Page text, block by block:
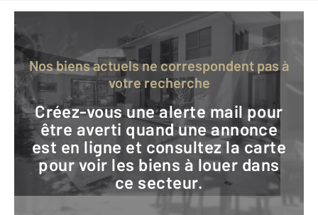
Nos biens actuels ne correspondent pas à
votre recherche
Créez-vous une alerte mail pour
être averti quand une annonce
est en ligne et consultez la carte
pour voir les biens à louer dans
ce secteur.